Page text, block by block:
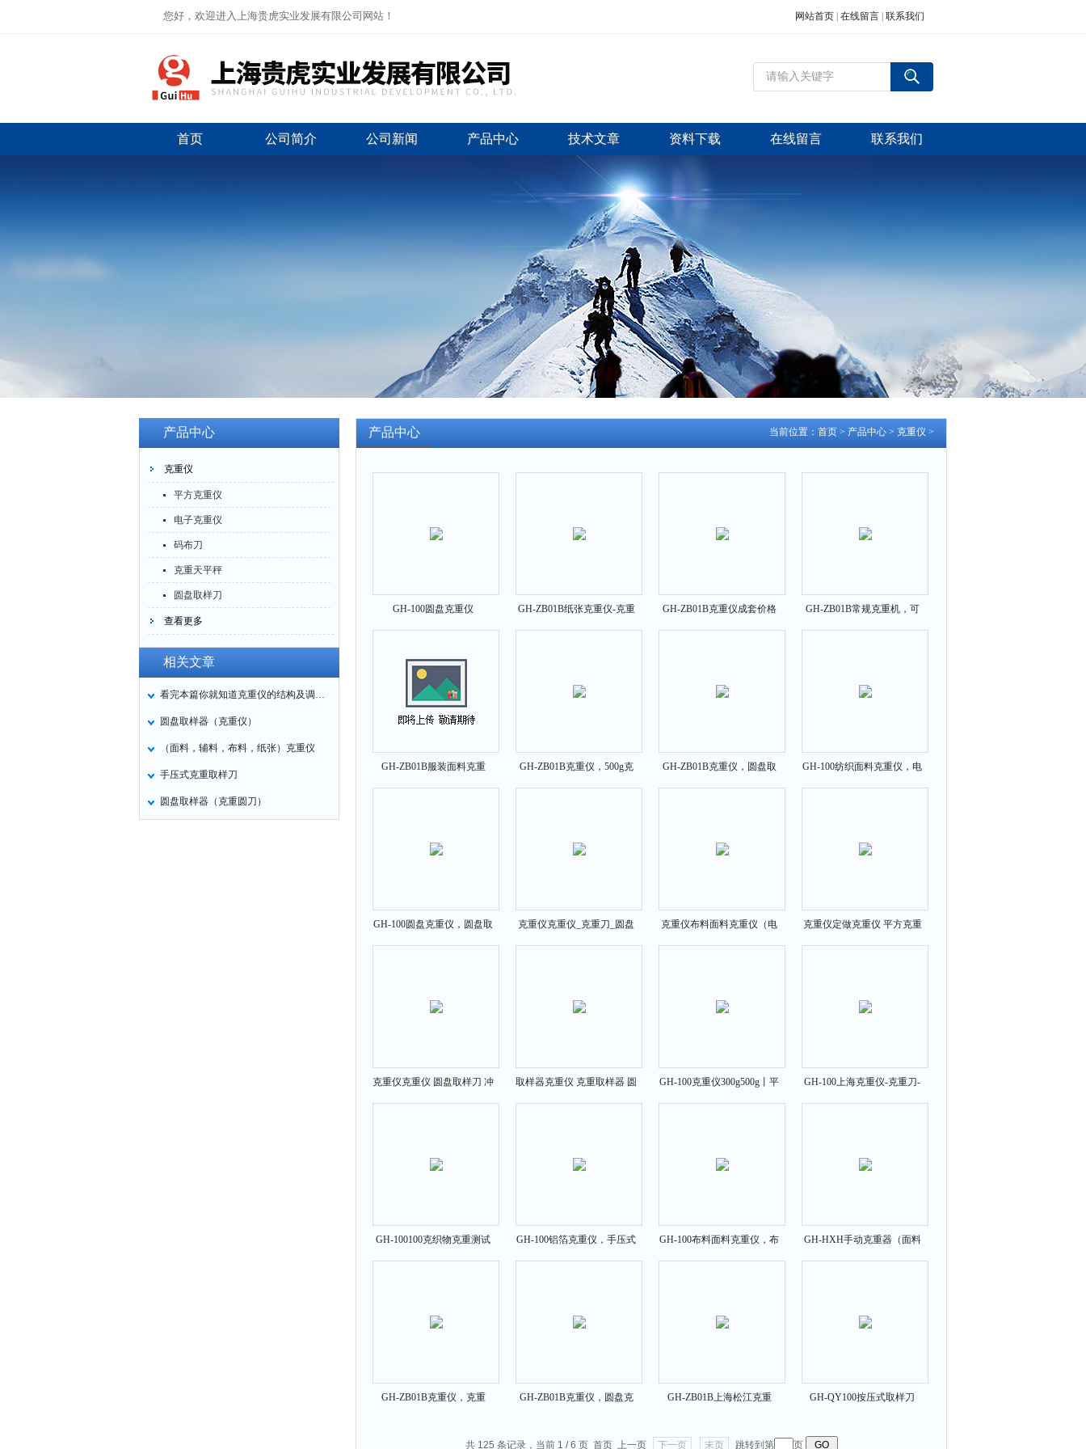
您好，欢迎进入上海贵虎实业发展有限公司网站！ 网站首页 在线留言 联系我们
首页 公司简介 公司新闻 产品中心 技术文章 资料下载 在线留言 联系我们
产品中心
克重仪
平方克重仪
电子克重仪
码布刀
克重天平秤
圆盘取样刀
查看更多
相关文章
看完本篇你就知道克重仪的结构及调整方法
圆盘取样器（克重仪）
（面料，辅料，布料，纸张）克重仪
手压式克重取样刀
圆盘取样器（克重圆刀）
当前位置： 首页 > 产品中心 > 克重仪 >
产品中心
GH-100圆盘克重仪
GH-ZB01B纸张克重仪-克重
测试仪
GH-ZB01B克重仪成套价格
GH-ZB01B常规克重机，可
调型电子克重仪批发零售
GH-ZB01B服装面料克重
仪，平方克重机
GH-ZB01B克重仪，500g克
重天平称
GH-ZB01B克重仪，圆盘取
样刀，取样克重器
GH-100纺织面料克重仪，电
子克重仪价格丨报价
GH-100圆盘克重仪，圆盘取
样刀，圆盘取样器直径
克重仪克重仪_克重刀_圆盘
取样刀自带刀片垫片
克重仪布料面料克重仪（电
子克重仪）
克重仪定做克重仪 平方克重
仪 克重仪组成
克重仪克重仪 圆盘取样刀 冲
压式取样机
取样器克重仪 克重取样器 圆
盘取样刀
GH-100克重仪300g500g丨平
方克重仪丨克重机
GH-100上海克重仪-克重刀-
圆盘取样刀100平方厘米
GH-100100克织物克重测试
仪_克重天平秤精度0.01g
GH-100铝箔克重仪，手压式
克重机，克重刀配置
GH-100布料面料克重仪，布
料面料圆盘取样刀价格
GH-HXH手动克重器（面料
取样圆刀），手压式针织布
GH-ZB01B克重仪，克重
GH-ZB01B克重仪，圆盘克
GH-ZB01B上海松江克重
GH-QY100按压式取样刀
织克重取样刀价格
共 125 条记录，当前 1 / 6 页 首页 上一页 下一页 末页 跳转到第 页